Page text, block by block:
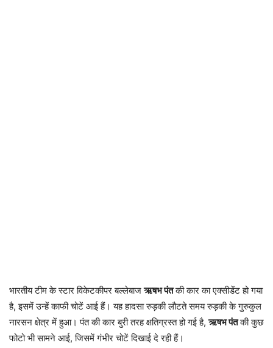
भारतीय टीम के स्टार विकेटकीपर बल्लेबाजऋषभ पंतकी कार का एक्सीडेंट हो गया
है, इसमें उन्हें काफी चोटें आई हैं। यह हादसा रुड़की लौटते समय रुड़की के गुरुकुल
नारसन क्षेत्र में हुआ। पंत की कार बुरी तरह क्षतिग्रस्त हो गई है,ऋषभ पंतकी कुछ
फोटो भी सामने आई, जिसमें गंभीर चोटें दिखाई दे रही हैं।